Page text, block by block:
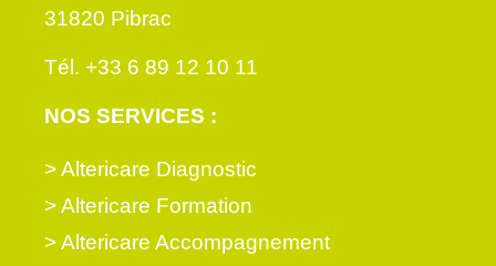
31820 Pibrac
Tél. +33 6 89 12 10 11
NOS SERVICES :
> Altericare Diagnostic
> Altericare Formation
> Altericare Accompagnement